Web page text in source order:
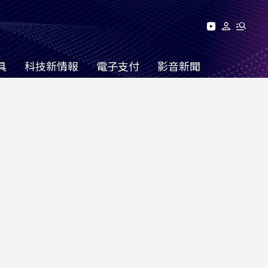
科技新情報 電子支付 影音新聞